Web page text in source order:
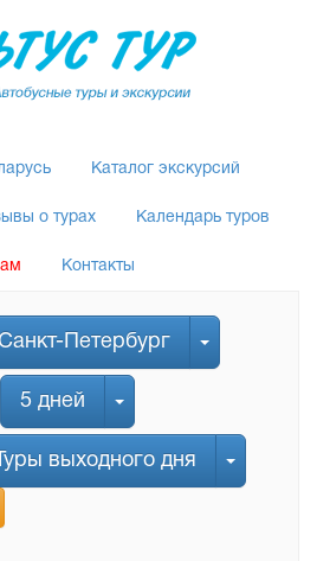
Каталог экскурсий
о турах Календарь туров
Контакты
Петербург
5 дней
Туры выходного дня